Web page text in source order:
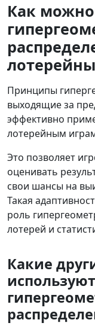
Как
Принципы
выходящие за
эффективно
лотерейным
Это позволяет
оценивать
свои шансы на
Такая
роль
лотерей и
Какие
используют